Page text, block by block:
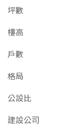
坪數
樓高
戶數
格局
公設比
建設公司